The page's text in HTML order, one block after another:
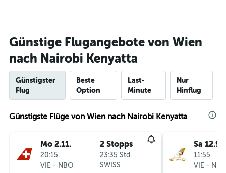
Günstige Flugangebote von Wien
nach Nairobi Kenyatta
Günstigster
Flug
Beste
Option
Last-
Minute
Nur
Hinflug
Günstigste Flüge von Wien nach Nairobi Kenyatta
Mo 2.11.
20:15
VIE - NBO
2 Stopps
23:35 Std.
SWISS
Sa 12.9.
11:55
VIE - NBO